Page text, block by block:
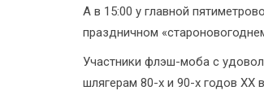
А в 15:00 у главной
праздничном
Участники флэш-моба с
шлягерам 80-х и 90-х годов ХХ